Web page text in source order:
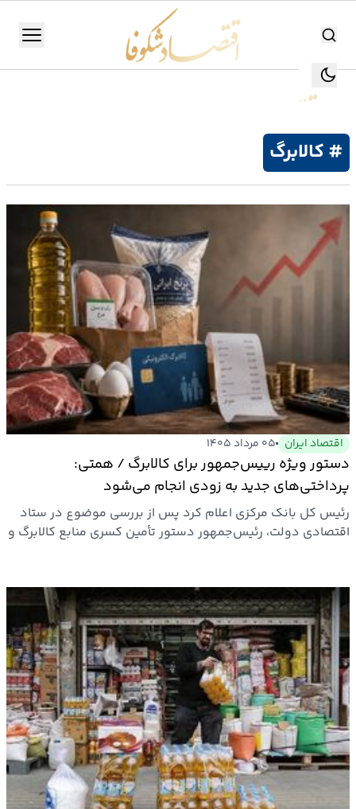
جستجو
منو
تولید
انرژی
بیمه
اقتصاد
جهان
بازار
و
تجارت
راه
و
مسکن
اقتصاد
ایران
ارتباطات
خودرو
# کالابرگ
اقتصاد ایران ۰۵ مرداد ۱۴۰۵
دستور ویژه رییس‌جمهور برای کالابرگ / همتی:
پرداختی‌های جدید به زودی انجام می‌شود
رئیس کل بانک مرکزی اعلام کرد پس از بررسی موضوع در ستاد
اقتصادی دولت، رئیس‌جمهور دستور تأمین کسری منابع کالابرگ و